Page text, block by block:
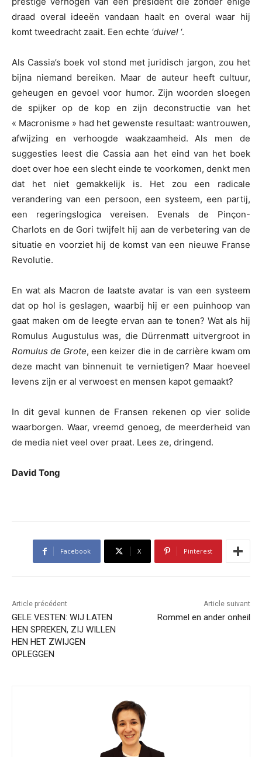
draad overal ideeën vandaan haalt en overal waar hij
komt tweedracht zaait. Een echte ‘duivel ‘.
Als Cassia’s boek vol stond met juridisch jargon, zou het
bijna niemand bereiken. Maar de auteur heeft cultuur,
geheugen en gevoel voor humor. Zijn woorden sloegen
de spijker op de kop en zijn deconstructie van het
« Macronisme » had het gewenste resultaat: wantrouwen,
afwijzing en verhoogde waakzaamheid. Als men de
suggesties leest die Cassia aan het eind van het boek
doet over hoe een slecht einde te voorkomen, denkt men
dat het niet gemakkelijk is. Het zou een radicale
verandering van een persoon, een systeem, een partij,
een regeringslogica vereisen. Evenals de Pinçon-
Charlots en de Gori twijfelt hij aan de verbetering van de
situatie en voorziet hij de komst van een nieuwe Franse
Revolutie.
En wat als Macron de laatste avatar is van een systeem
dat op hol is geslagen, waarbij hij er een puinhoop van
gaat maken om de leegte ervan aan te tonen? Wat als hij
Romulus Augustulus was, die Dürrenmatt uitvergroot in
Romulus de Grote, een keizer die in de carrière kwam om
deze macht van binnenuit te vernietigen? Maar hoeveel
levens zijn er al verwoest en mensen kapot gemaakt?
In dit geval kunnen de Fransen rekenen op vier solide
waarborgen. Waar, vreemd genoeg, de meerderheid van
de media niet veel over praat. Lees ze, dringend.
David Tong
Facebook X Pinterest
Article précédent
GELE VESTEN: WIJ LATEN
HEN SPREKEN, ZIJ WILLEN
HEN HET ZWIJGEN
OPLEGGEN
Article suivant
Rommel en ander onheil